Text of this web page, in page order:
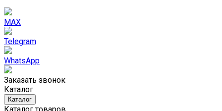
MAX
Telegram
WhatsApp
Заказать звонок
Каталог
Каталог